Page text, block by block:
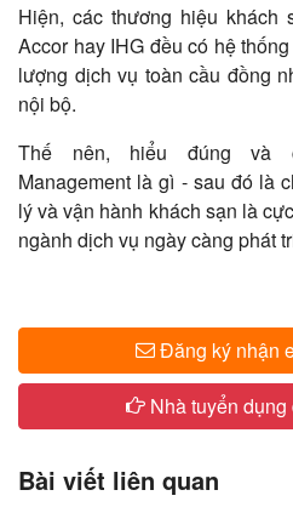
Hiện, các thương hiệu khách
Accor hay IHG đều có hệ
lượng dịch vụ toàn cầu đồng
nội bộ.
Thế nên, hiểu đúng và
Management là gì - sau đó là
lý và vận hành khách sạn là
ngành dịch vụ ngày càng phát
Đăng ký nhận
Nhà tuyển dụng
Bài viết liên quan